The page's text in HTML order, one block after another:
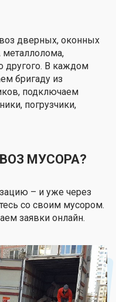
дверных, оконных
металлолома,
другого. В каждом
бригаду из
подключаем
погрузчики,
МУСОРА?
– и уже через
со своим мусором.
заявки онлайн.